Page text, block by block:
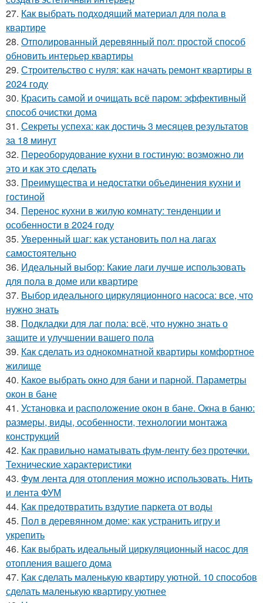
27. Как выбрать подходящий материал для пола в
квартире
28. Отполированный деревянный пол: простой способ
обновить интерьер квартиры
29. Строительство с нуля: как начать ремонт квартиры в
2024 году
30. Красить самой и очищать всё паром: эффективный
способ очистки дома
31. Секреты успеха: как достичь 3 месяцев результатов
за 18 минут
32. Переоборудование кухни в гостиную: возможно ли
это и как это сделать
33. Преимущества и недостатки объединения кухни и
гостиной
34. Перенос кухни в жилую комнату: тенденции и
особенности в 2024 году
35. Уверенный шаг: как установить пол на лагах
самостоятельно
36. Идеальный выбор: Какие лаги лучше использовать
для пола в доме или квартире
37. Выбор идеального циркуляционного насоса: все, что
нужно знать
38. Подкладки для лаг пола: всё, что нужно знать о
защите и улучшении вашего пола
39. Как сделать из однокомнатной квартиры комфортное
жилище
40. Какое выбрать окно для бани и парной. Параметры
окон в бане
41. Установка и расположение окон в бане. Окна в баню:
размеры, виды, особенности, технологии монтажа
конструкций
42. Как правильно наматывать фум-ленту без протечки.
Технические характеристики
43. Фум лента для отопления можно использовать. Нить
и лента ФУМ
44. Как предотвратить вздутие паркета от воды
45. Пол в деревянном доме: как устранить игру и
укрепить
46. Как выбрать идеальный циркуляционный насос для
отопления вашего дома
47. Как сделать маленькую квартиру уютной. 10 способов
сделать маленькую квартиру уютнее